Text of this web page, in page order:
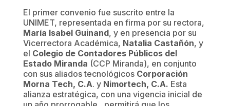
El primer convenio fue suscrito entre la
UNIMET, representada en firma por su rectora,
María Isabel Guinand, y en presencia por su
Vicerrectora Académica, Natalia Castañón, y
el Colegio de Contadores Públicos del
Estado Miranda (CCP Miranda), en conjunto
con sus aliados tecnológicos Corporación
Morna Tech, C.A. y Nimortech, C.A. Esta
alianza estratégica, con una vigencia inicial de